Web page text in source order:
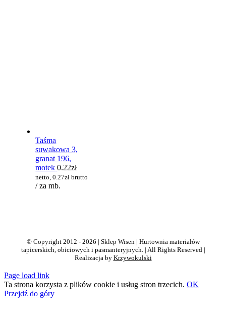
Taśma
suwakowa 3,
granat 196,
motek 0.22zł
netto,0.27zł brutto
/ za mb.
© Copyright 2012 - 2026 | Sklep Wisen | Hurtownia materiałów
tapicerskich, obiciowych i pasmanteryjnych. | All Rights Reserved |
Realizacja by Krzywokulski
Page load link
Ta strona korzysta z plików cookie i usług stron trzecich. OK
Przejdź do góry